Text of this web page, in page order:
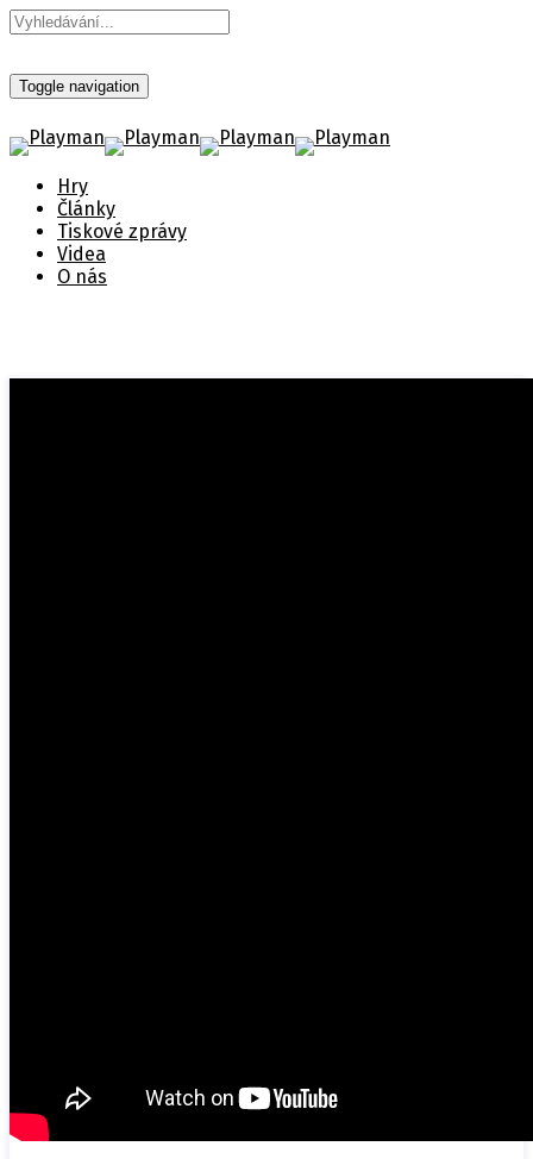
Toggle navigation
Hry
Články
Tiskové zprávy
Videa
O nás